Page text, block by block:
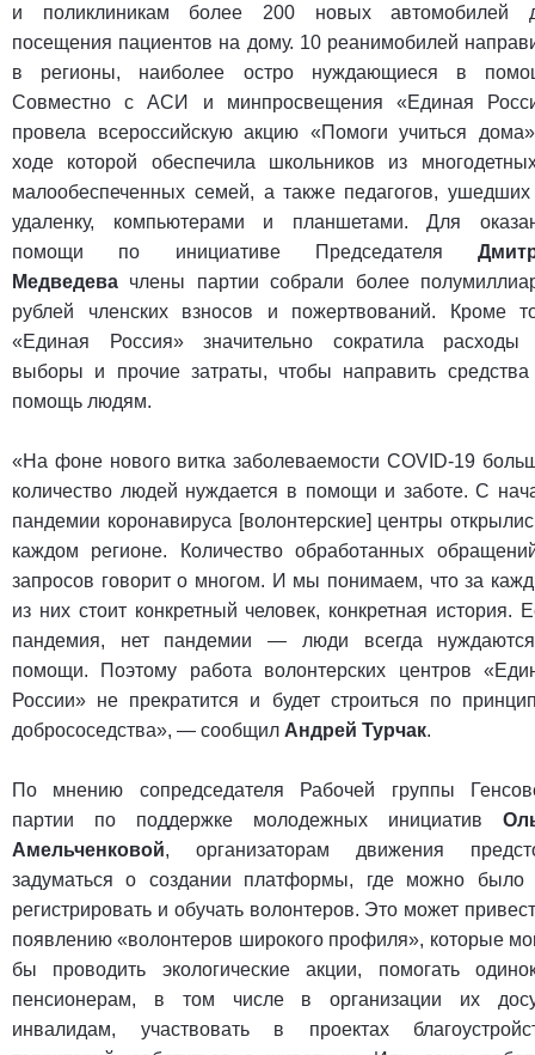
и поликлиникам более 200 новых автомобилей
посещения пациентов на дому. 10 реанимобилей
в регионы, наиболее остро нуждающиеся в
Совместно с АСИ и минпросвещения «Единая
провела всероссийскую акцию «Помоги учиться
ходе которой обеспечила школьников из
малообеспеченных семей, а также педагогов,
удаленку, компьютерами и планшетами. Для
помощи по инициативе Председателя
Медведева члены партии собрали более
рублей членских взносов и пожертвований. Кроме
«Единая Россия» значительно сократила расходы
выборы и прочие затраты, чтобы направить
помощь людям.
«На фоне нового витка заболеваемости COVID-19
количество людей нуждается в помощи и заботе. С
пандемии коронавируса [волонтерские] центры
каждом регионе. Количество обработанных
запросов говорит о многом. И мы понимаем, что за
из них стоит конкретный человек, конкретная история.
пандемия, нет пандемии — люди всегда
помощи. Поэтому работа волонтерских центров
России» не прекратится и будет строиться по
добрососедства», — сообщил Андрей Турчак.
По мнению сопредседателя Рабочей группы
партии по поддержке молодежных инициатив
Амельченковой, организаторам движения
задуматься о создании платформы, где можно
регистрировать и обучать волонтеров. Это может
появлению «волонтеров широкого профиля», которые
бы проводить экологические акции, помогать
пенсионерам, в том числе в организации их
инвалидам, участвовать в проектах